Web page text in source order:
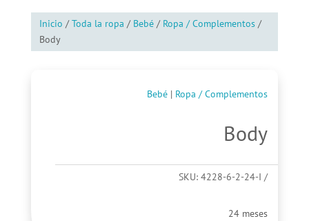
Inicio /Toda la ropa / Bebé/ Ropa / Complementos/
Body
Bebé | Ropa / Complementos
Body
SKU:4228-6-2-24-I
24 meses